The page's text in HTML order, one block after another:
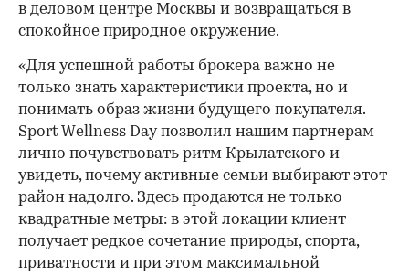
в деловом центре Москвы и возвращаться в
спокойное природное окружение.
«Для успешной работы брокера важно не
только знать характеристики проекта, но и
понимать образ жизни будущего покупателя.
Sport Wellness Day позволил нашим партнерам
лично почувствовать ритм Крылатского и
увидеть, почему активные семьи выбирают этот
район надолго. Здесь продаются не только
квадратные метры: в этой локации клиент
получает редкое сочетание природы, спорта,
приватности и при этом максимальной